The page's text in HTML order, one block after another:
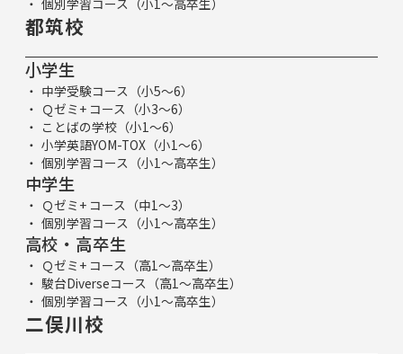
都筑校
小学生
中学受験コース（小5～6）
Ｑゼミ+ コース（小3～6）
ことばの学校（小1～6）
小学英語YOM-TOX（小1～6）
個別学習コース（小1～高卒生）
中学生
Ｑゼミ+ コース（中1～3）
個別学習コース（小1～高卒生）
高校・高卒生
Ｑゼミ+ コース（高1～高卒生）
駿台Diverseコース（高1～高卒生）
個別学習コース（小1～高卒生）
二俣川校